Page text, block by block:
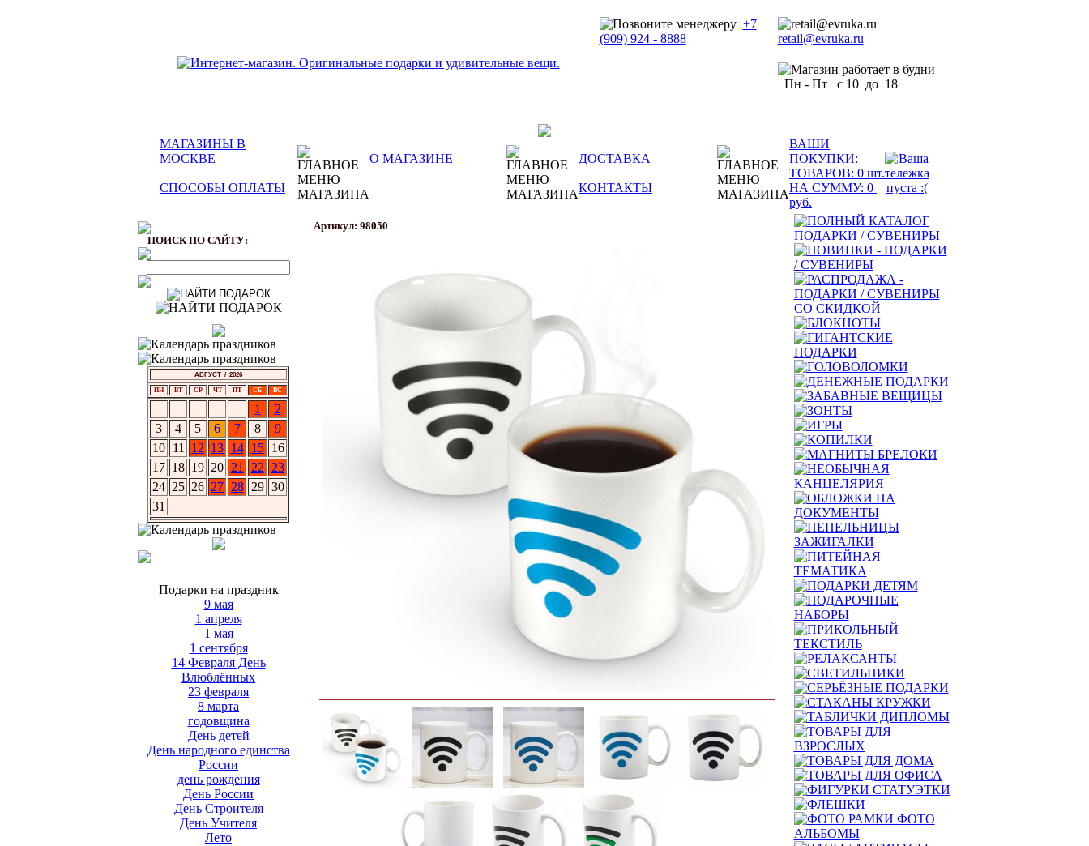
+7
(909) 924 - 8888 retail@evruka.ru
Пн - Пт с 10 до 18
МАГАЗИНЫ В
МОСКВЕ
О МАГАЗИНЕ ДОСТАВКА
ВАШИ
ПОКУПКИ:
СПОСОБЫ ОПЛАТЫ КОНТАКТЫ
ТОВАРОВ: 0 шт.
НА СУММУ: 0
руб.
ПОИСК ПО САЙТУ:
АВГУСТ / 2026
ПН ВТ СР ЧТ ПТ СБ ВС
1
2
3
4 5 6 7 8
9
10 11 12 13 14 15
16
17 18 19 20 21 22
23
24 25 26 27 28 29 30
31
Подарки на праздник
9 мая
1 апреля
1 мая
1 сентября
14 Февраля День
Влюблённых
23 февраля
8 марта
годовщина
День детей
День народного единства
России
день рождения
День России
День Строителя
День Учителя
Лето
Артикул: 98050